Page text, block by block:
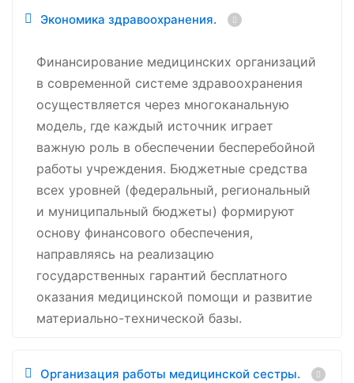
Экономика здравоохранения.
Финансирование медицинских организаций
в современной системе здравоохранения
осуществляется через многоканальную
модель, где каждый источник играет
важную роль в обеспечении бесперебойной
работы учреждения. Бюджетные средства
всех уровней (федеральный, региональный
и муниципальный бюджеты) формируют
основу финансового обеспечения,
направляясь на реализацию
государственных гарантий бесплатного
оказания медицинской помощи и развитие
материально-технической базы.
Организация работы медицинской сестры.